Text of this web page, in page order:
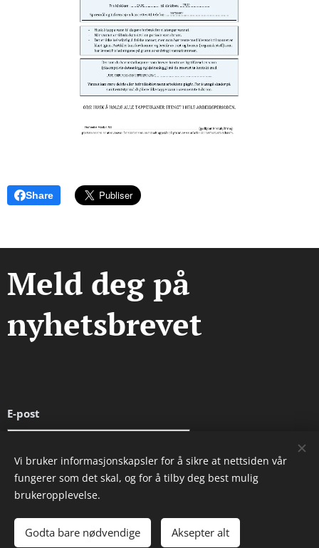
Share
Meld deg på
nyhetsbrevet
E-post
Send
Informasjonskapsler
Vi bruker informasjonskapsler for å sikre at nettsiden vår
fungerer som det skal, og for å tilby deg best mulig
brukeropplevelse.
Godta bare nødvendige Aksepter alt